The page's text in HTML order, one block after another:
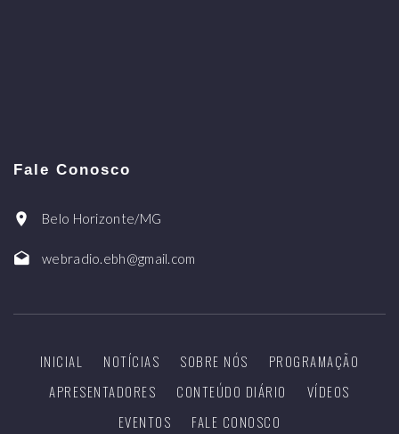
Fale Conosco
Belo Horizonte/MG
webradio.ebh@gmail.com
INICIAL NOTÍCIAS SOBRE NÓS
PROGRAMAÇÃO
APRESENTADORES
CONTEÚDO DIÁRIO
VÍDEOS
EVENTOS
FALE CONOSCO